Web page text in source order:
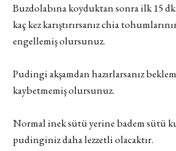
Buzdolabına koyduktan sonra ilk 15 dk
kaç kez karıştırırsanız chia
engellemiş olursunuz.
Pudingi akşamdan hazırlarsanız
kaybetmemiş olursunuz.
Normal inek sütü yerine badem sütü
pudinginiz daha lezzetli olacaktır.